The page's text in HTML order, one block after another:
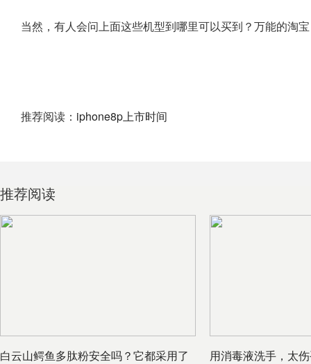
当然，有人会问上面这些机型到哪里可以买到？万能的淘
推荐阅读： iphone8p上市时间
推荐阅读
白云山鳄鱼多肽粉安全吗？它都采用了
用消毒液洗手，太